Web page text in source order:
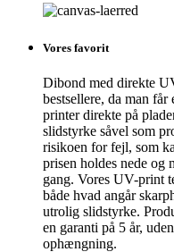
Vores favorit
Dibond med direkte
bestsellere, da man
printer direkte på
slidstyrke såvel som
risikoen for fejl, som
prisen holdes nede og
gang. Vores UV-print
både hvad angår
utrolig slidstyrke.
en garanti på 5 år,
ophængning.